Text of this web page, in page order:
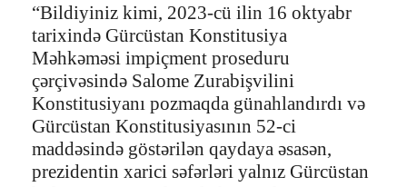
“Bildiyiniz kimi, 2023-cü ilin 16 oktyabr
tarixində Gürcüstan Konstitusiya
Məhkəməsi impiçment proseduru
çərçivəsində Salome Zurabişvilini
Konstitusiyanı pozmaqda günahlandırdı və
Gürcüstan Konstitusiyasının 52-ci
maddəsində göstərilən qaydaya əsasən,
prezidentin xarici səfərləri yalnız Gürcüstan